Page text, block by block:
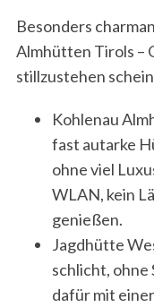
Besonders
Almhütten Tirols –
stillzustehen
Kohlenau
fast autarke
ohne viel
WLAN, kein
genießen.
Jagdhütte
schlicht, ohne
dafür mit